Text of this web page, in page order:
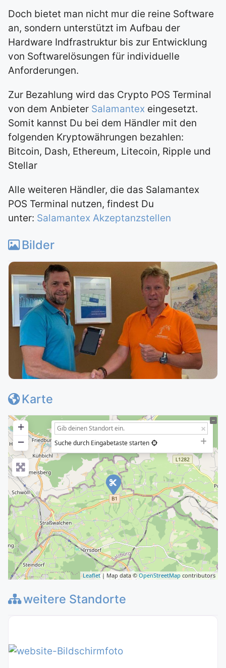
Doch bietet man nicht mur die reine Software
an, sondern unterstützt im Aufbau der
Hardware Indfrastruktur bis zur Entwicklung
von Softwarelösungen für individuelle
Anforderungen.
Zur Bezahlung wird das Crypto POS Terminal
von dem Anbieter Salamantex eingesetzt.
Somit kannst Du bei dem Händler mit den
folgenden Kryptowährungen bezahlen:
Bitcoin, Dash, Ethereum, Litecoin, Ripple und
Stellar
Alle weiteren Händler, die das Salamantex
POS Terminal nutzen, findest Du
unter: Salamantex Akzeptanzstellen
Bilder
Karte
+
−
Suche durch Eingabetaste starten
Leaflet | Map data © OpenStreetMap contributors
weitere Standorte